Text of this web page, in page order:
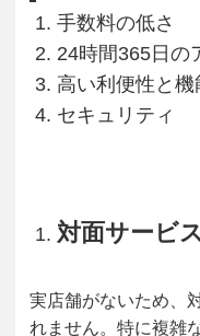
手数料の低さ
24時間365日の
高い利便性と機
セキュリティ
対面サービ
実店舗がないため、
れません。特に複雑